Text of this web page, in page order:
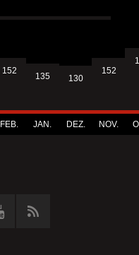
152
FEB.
135
JAN.
130
DEZ.
152
NOV.